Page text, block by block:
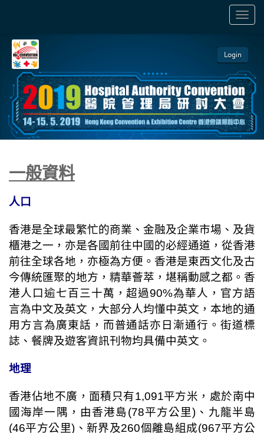
Login
一般資料
人口
香港是全球最繁忙的商業、金融及企業市場、及貨
櫃港之一，亦是各國前往中國的必經通道，從香港
前往全球各地，亦極為方便。香港是東西文化及古
今傳統匯聚的地方，精華薈萃，堪稱動感之都。香
港人口逾七百三十萬，超過90%為華人，官方語
言為中文及英文，大部分人均懂中英文，本地的通
用方言為廣東話，而普通話亦日漸通行。街道標
誌、餐牌及遊客資訊刊物均具備中英文。
地理
香港佔地不廣，面積只有1,091平方米，處於南中
國海岸一隅，由香港島(78平方公里) 、九龍半島
(46平方公里) 、新界及260個離島組成(967平方公